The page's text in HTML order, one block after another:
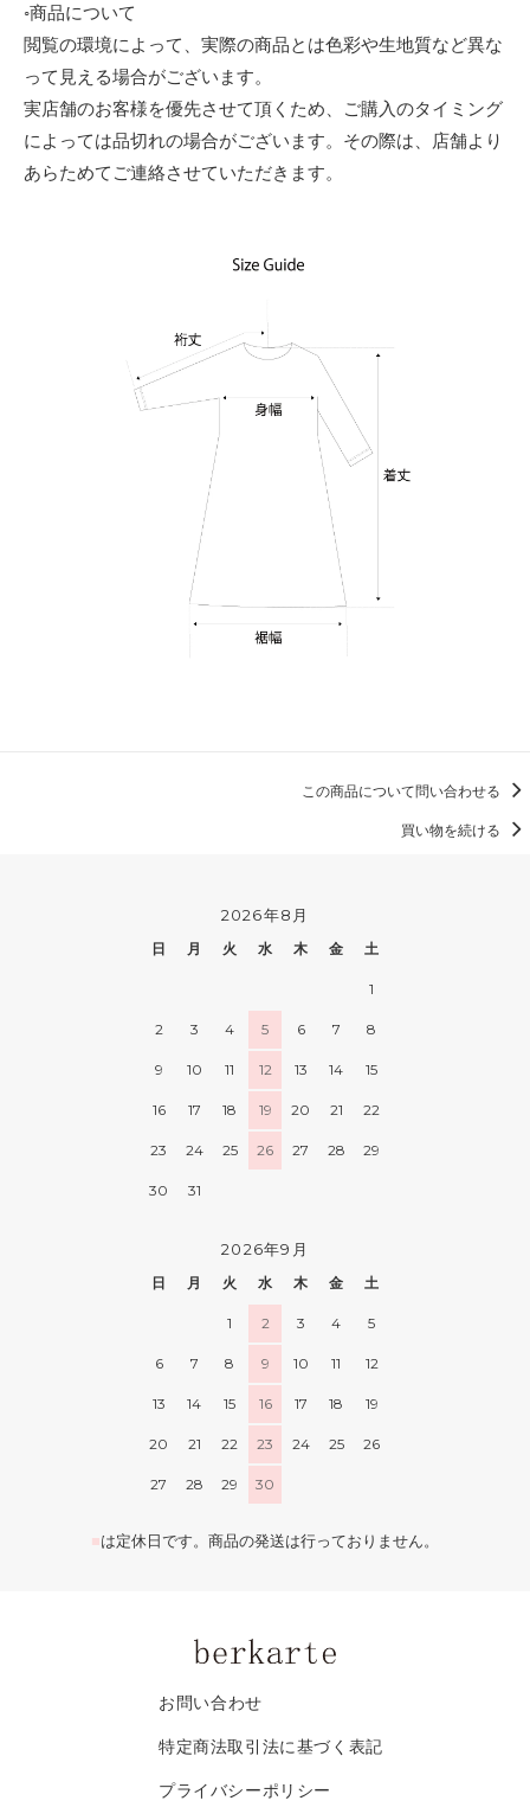
◦商品について
閲覧の環境によって、実際の商品とは色彩や生地質など異な
って見える場合がございます。
実店舗のお客様を優先させて頂くため、ご購入のタイミング
によっては品切れの場合がございます。その際は、店舗より
あらためてご連絡させていただきます。
この商品について問い合わせる
買い物を続ける
2026年8月
日 月 火 水 木 金 土
1
2 3 4 5 6 7 8
9 10 11 12 13 14 15
16 17 18 19 20 21 22
23 24 25 26 27 28 29
30 31
2026年9月
日 月 火 水 木 金 土
1 2 3 4 5
6 7 8 9 10 11 12
13 14 15 16 17 18 19
20 21 22 23 24 25 26
27 28 29 30
■は定休日です。商品の発送は行っておりません。
お問い合わせ
特定商法取引法に基づく表記
プライバシーポリシー